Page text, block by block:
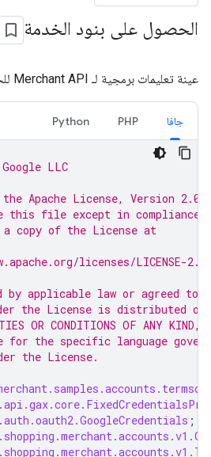
الحصول على بنود الخدمة
عينة تعليمات برمجية لـ Merchant API للحصول على بنود خدمة
جافا PHP
Python
LLC
Apache License, Version
this file except in compliance
a copy of the License at
licenses/LICENSE-2.0
by applicable law or agreed to
the License is distributed on
OR CONDITIONS OF ANY
for the specific language
the License.
;